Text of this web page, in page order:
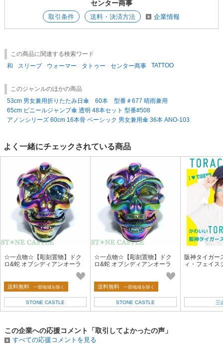
センター商事
取引条件 送料・決済方法 企業情報
この商品に関連する検索ワード
和
スリーブ ウォーマー タトゥー センター商事 TATTOO
このジャンルのほかの商品
53cm 男女兼用折りたたみ日傘 60本 型番＃677 晴雨兼用
65cm ビニールジャンプ傘 透明 48本セット 型番#508
アノンシリーズ 60cm 16本骨 ベーシック 男女兼用傘 36本 ANO-103
よく一緒にチェックされている商品
☆一点物☆【彫刻置物】ドク
ロ&蛇 オブシディアンオーラ
No.31 【天然石 パワーストー
送料無料 一部地域を除く
STONE CASTLE
☆一点物☆【彫刻置物】ドク
ロ&蛇 オブシディアンオーラ
No.32 【天然石 パワーストー
送料無料 一部地域を除く
STONE CASTLE
阪神タイガー
ィ・フェイス
三
この企業への応援コメント「取引してよかったの声」
すべての応援コメントを見る